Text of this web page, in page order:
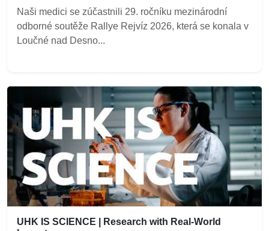
Naši medici se zúčastnili 29. ročníku mezinárodní
odborné soutěže Rallye Rejvíz 2026, která se konala v
Loučné nad Desno...
UHK IS SCIENCE | Research with Real-World